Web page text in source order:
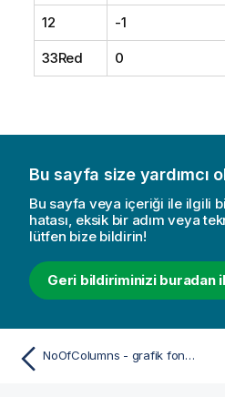
12 -1
33Red 0
Bu sayfa size yardımcı
Bu sayfa veya içeriği ile ilgili
hatası, eksik bir adım veya
lütfen bize bildirin!
Geri bildiriminizi buradan
NoOfColumns - grafik fonksiyonu